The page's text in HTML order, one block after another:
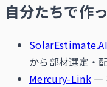
自分たちで作
SolarEstimate.AI
から部材選定・
Mercury-Link —